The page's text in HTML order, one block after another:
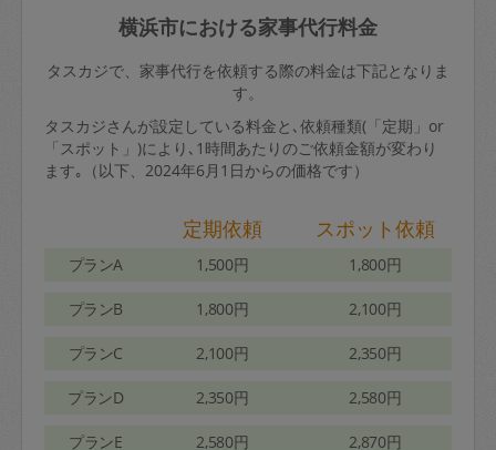
横浜市における家事代行料金
タスカジで、家事代行を依頼する際の料金は下記となりま
す。
タスカジさんが設定している料金と､依頼種類(「定期」or
「スポット」)により､1時間あたりのご依頼金額が変わり
ます｡（以下、2024年6月1日からの価格です）
定期依頼 スポット依頼
プランA 1,500円 1,800円
プランB 1,800円 2,100円
プランC 2,100円 2,350円
プランD 2,350円 2,580円
プランE 2,580円 2,870円